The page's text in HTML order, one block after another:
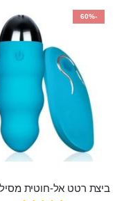
-60%